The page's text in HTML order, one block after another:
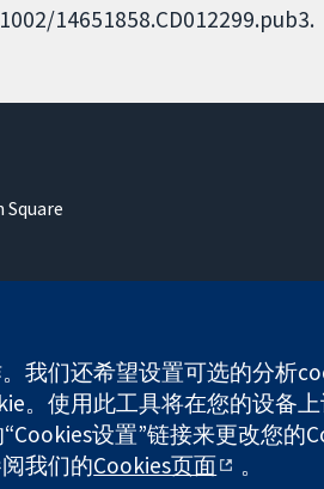
14651858.CD012299.pub3.
Square
(no. 03044323) registered in
我们还希望设置可选的分析
。使用此工具将在您的设备上
设置”链接来更改您的
我们的Cookies页面 。